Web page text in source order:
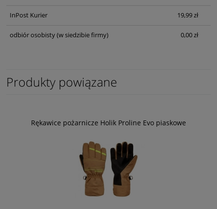
InPost Kurier 19,99 zł
odbiór osobisty(w siedzibie firmy) 0,00 zł
Produkty powiązane
Rękawice pożarnicze Holik Proline Evo piaskowe